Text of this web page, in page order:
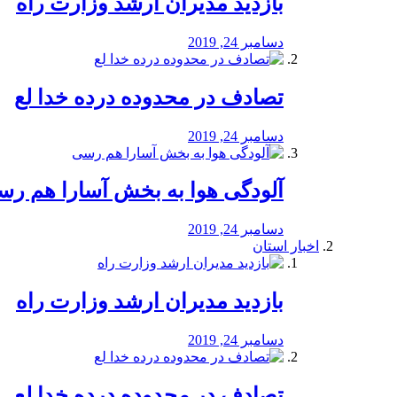
دسامبر 24, 2019
تصادف در محدوده درده خدا لع
دسامبر 24, 2019
آلودگی هوا به بخش آسارا هم
دسامبر 24, 2019
اخبار استان
بازدید مدیران ارشد وزارت راه
دسامبر 24, 2019